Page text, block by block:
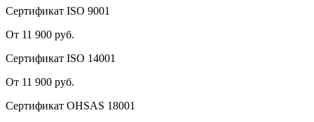
Сертификат ISO 9001
От 11 900 руб.
Сертификат ISO 14001
От 11 900 руб.
Сертификат OHSAS 18001